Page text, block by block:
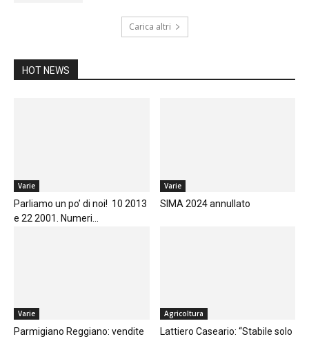
Carica altri
HOT NEWS
Varie
Parliamo un po’ di noi! 10 2013
e 22 2001. Numeri...
Varie
SIMA 2024 annullato
Varie
Parmigiano Reggiano: vendite
Agricoltura
Lattiero Caseario: “Stabile solo